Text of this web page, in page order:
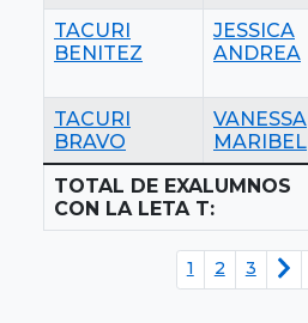
TACURI
BENITEZ
JESSICA
ANDREA
TACURI
BRAVO
VANESSA
MARIBEL
TOTAL DE EXALUMNOS
CON LA LETA T:
1 2 3